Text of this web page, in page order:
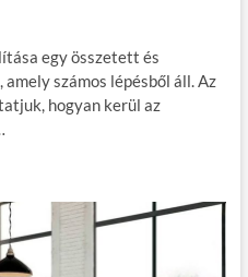
egy összetett és
számos lépésből áll. Az
hogyan kerül az